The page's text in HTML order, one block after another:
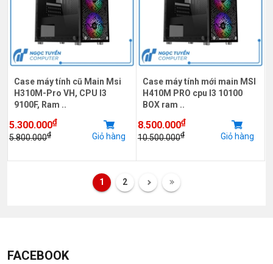
Case máy tính cũ Main Msi
H310M-Pro VH, CPU I3
9100F, Ram ..
5.300.000₫
5.800.000₫ Giỏ hàng
Case máy tính mới main MSI
H410M PRO cpu I3 10100
BOX ram ..
8.500.000₫
10.500.000₫ Giỏ hàng
1 2
FACEBOOK